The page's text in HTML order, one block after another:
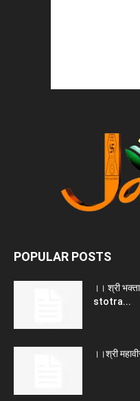
POPULAR POSTS
।। श्री
stotra...
।।श्री